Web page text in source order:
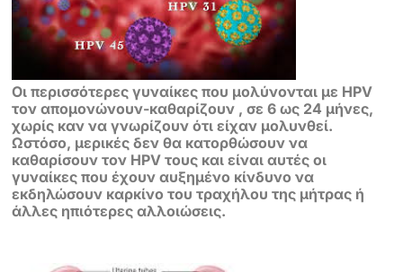
Οι περισσότερες γυναίκες που μολύνονται με HPV
τον απομονώνουν-καθαρίζουν , σε 6 ως 24 μήνες,
χωρίς καν να γνωρίζουν ότι είχαν μολυνθεί.
Ωστόσο, μερικές δεν θα κατορθώσουν να
καθαρίσουν τον HPV τους και είναιαυτές οι
γυναίκες που έχουν αυξημένο κίνδυνο να
εκδηλώσουν καρκίνο τουτραχήλου της μήτρας ή
άλλες ηπιότερες αλλοιώσεις.